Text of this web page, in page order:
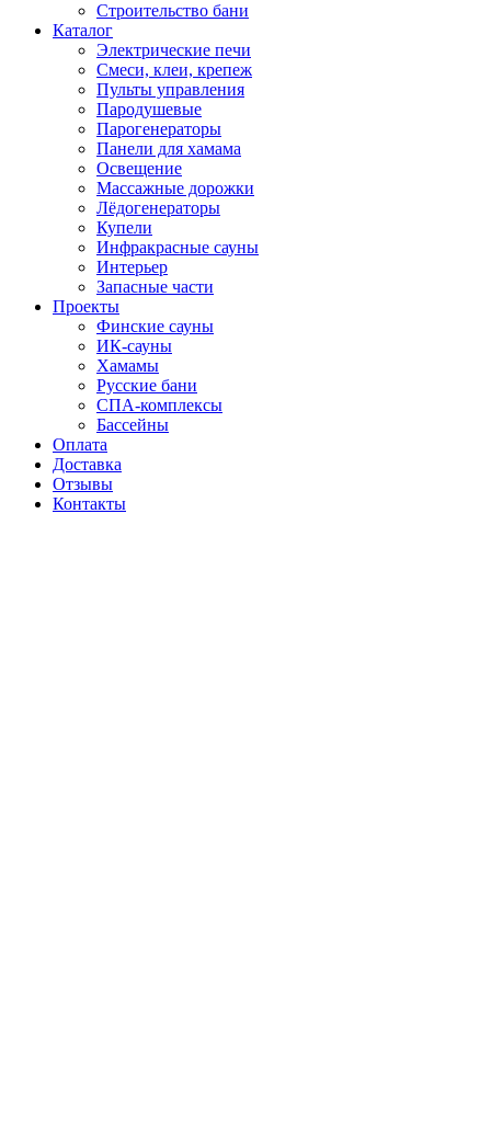
Строительство бани
Каталог
Электрические печи
Смеси, клеи, крепеж
Пульты управления
Пародушевые
Парогенераторы
Панели для хамама
Освещение
Массажные дорожки
Лёдогенераторы
Купели
Инфракрасные сауны
Интерьер
Запасные части
Проекты
Финские сауны
ИК-сауны
Хамамы
Русские бани
СПА-комплексы
Бассейны
Оплата
Доставка
Отзывы
Контакты